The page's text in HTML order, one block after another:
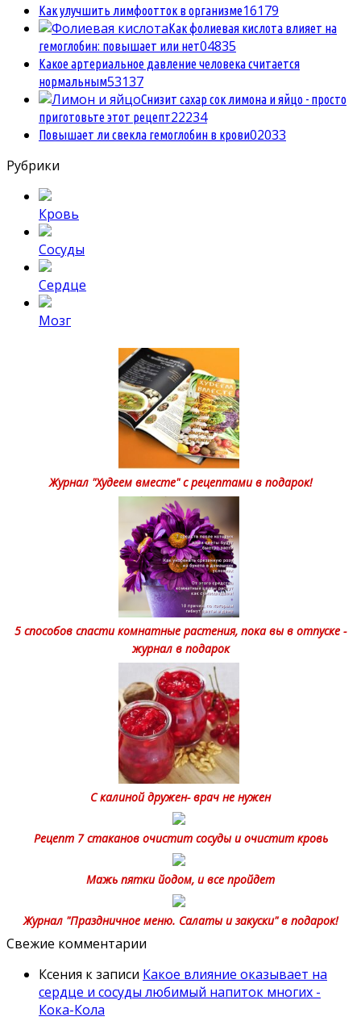
Как улучшить лимфоотток в организме16179
Как фолиевая кислота влияет на
гемоглобин: повышает или нет04835
Какое артериальное давление человека считается
нормальным53137
Снизит сахар сок лимона и яйцо - просто
приготовьте этот рецепт22234
Повышает ли свекла гемоглобин в крови02033
Рубрики
Кровь
Сосуды
Сердце
Мозг
Журнал "Худеем вместе" с рецептами в подарок!
5 способов спасти комнатные растения, пока вы в отпуске -
журнал в подарок
С калиной дружен- врач не нужен
Рецепт 7 стаканов очистит сосуды и очистит кровь
Мажь пятки йодом, и все пройдет
Журнал "Праздничное меню. Салаты и закуски" в подарок!
Свежие комментарии
Ксения к записи Какое влияние оказывает на
сердце и сосуды любимый напиток многих -
Кока-Кола